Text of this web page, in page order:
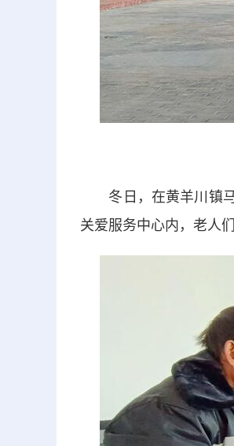
冬日，在黄羊川镇马
关爱服务中心内，老人